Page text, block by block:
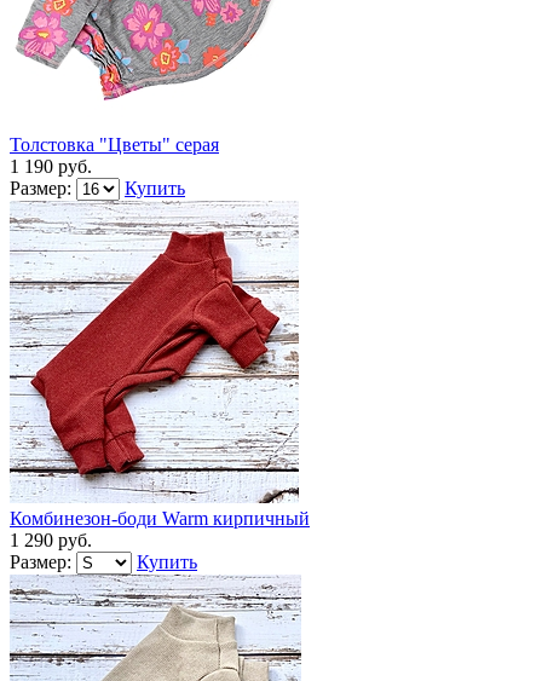
Толстовка "Цветы" серая
1 190 руб.
Размер:
Купить
Комбинезон-боди Warm кирпичный
1 290 руб.
Размер:
Купить